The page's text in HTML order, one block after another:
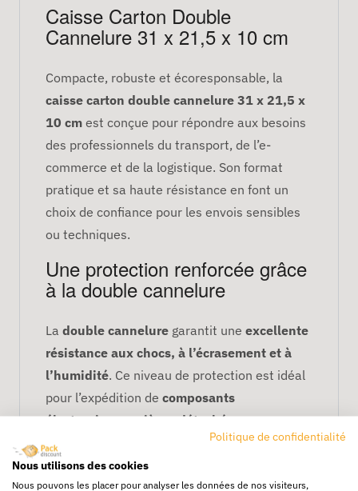
Caisse Carton Double
Cannelure 31 x 21,5 x 10 cm
Compacte, robuste et écoresponsable, la
caisse carton double cannelure 31 x 21,5 x
10 cm est conçue pour répondre aux besoins
des professionnels du transport, de l’e-
commerce et de la logistique. Son format
pratique et sa haute résistance en font un
choix de confiance pour les envois sensibles
ou techniques.
Une protection renforcée grâce
à la double cannelure
La double cannelure garantit une excellente
résistance aux chocs, à l’écrasement et à
l’humidité. Ce niveau de protection est idéal
pour l’expédition de composants
électroniques, pièces détachées,
accessoires
. Vos produits
restent intacts, même en cas de manipulation
intensive ou de transport longue distance.
Politique de confidentialité
Nous utilisons des cookies
Nous pouvons les placer pour analyser les données de nos visiteurs,